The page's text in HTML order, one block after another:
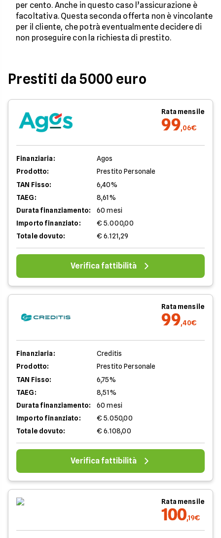
per cento. Anche in questo caso l’assicurazione è
facoltativa. Questa seconda offerta non è vincolante
per il cliente, che potrà eventualmente decidere di
non proseguire con la richiesta di prestito.
Prestiti da 5000 euro
Rata mensile
99,06€
Finanziaria:
Agos
Prodotto:
Prestito Personale
TAN Fisso:
6,40%
TAEG:
8,61%
Durata finanziamento:
60 mesi
Importo finanziato:
€ 5.000,00
Totale dovuto:
€ 6.121,29
Verifica fattibilità
Rata mensile
99,40€
Finanziaria:
Creditis
Prodotto:
Prestito Personale
TAN Fisso:
6,75%
TAEG:
8,51%
Durata finanziamento:
60 mesi
Importo finanziato:
€ 5.050,00
Totale dovuto:
€ 6.108,00
Verifica fattibilità
Rata mensile
100,19€